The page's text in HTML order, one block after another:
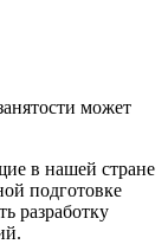
может
в нашей стране
под­готовке
разработку